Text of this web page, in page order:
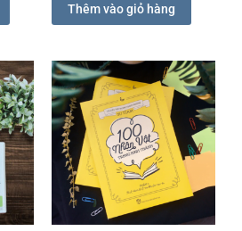
Thêm vào giỏ hàng